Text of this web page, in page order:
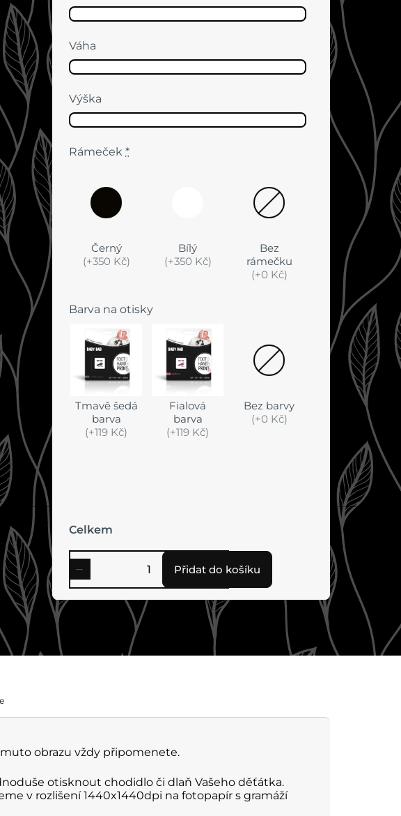
Váha
Výška
Rámeček *
Černý
(+350 Kč)
Bílý
(+350 Kč)
Bez
rámečku
(+0 Kč)
Barva na otisky
Tmavě šedá
barva
(+119 Kč)
Fialová
barva
(+119 Kč)
Bez barvy
(+0 Kč)
Celkem
Přidat do košíku
obrazu vždy připomenete.
otisknout chodidlo či dlaň Vašeho děťátka.
v rozlišení 1440x1440dpi na fotopapír s gramáží